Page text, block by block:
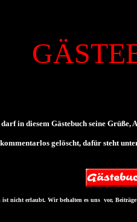
in diesem Gästebuch seine
gelöscht, dafür steht
ist nicht erlaubt. Wir behalten es uns vor,